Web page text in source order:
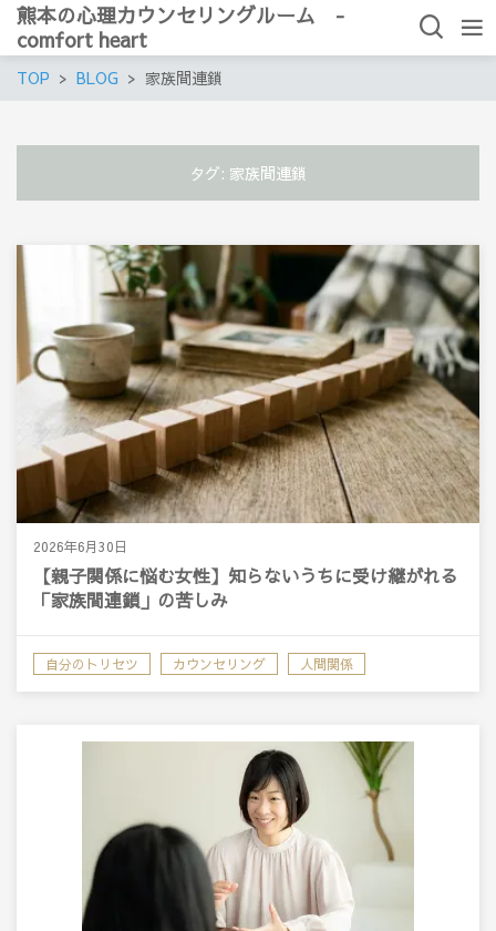
熊本の心理カウンセリングルーム -
comfort heart
TOP BLOG 家族間連鎖
タグ: 家族間連鎖
2026年6月30日
【親子関係に悩む女性】知らないうちに受け継がれる
「家族間連鎖」の苦しみ
自分のトリセツ カウンセリング 人間関係